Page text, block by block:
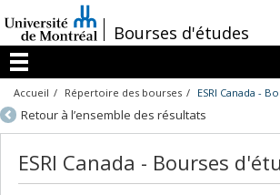
au
contenu
/Bourses d'études
Menu
Accueil Répertoire des bourses ESRI Canada -
Retour à l’ensemble des résultats
ESRI Canada - Bourses